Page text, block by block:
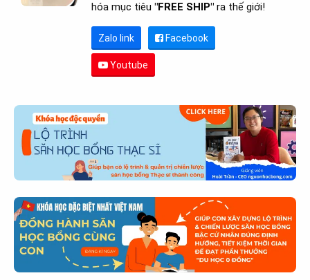
hóa mục tiêu "FREE SHIP" ra thế giới!
Zalo link Facebook
Youtube